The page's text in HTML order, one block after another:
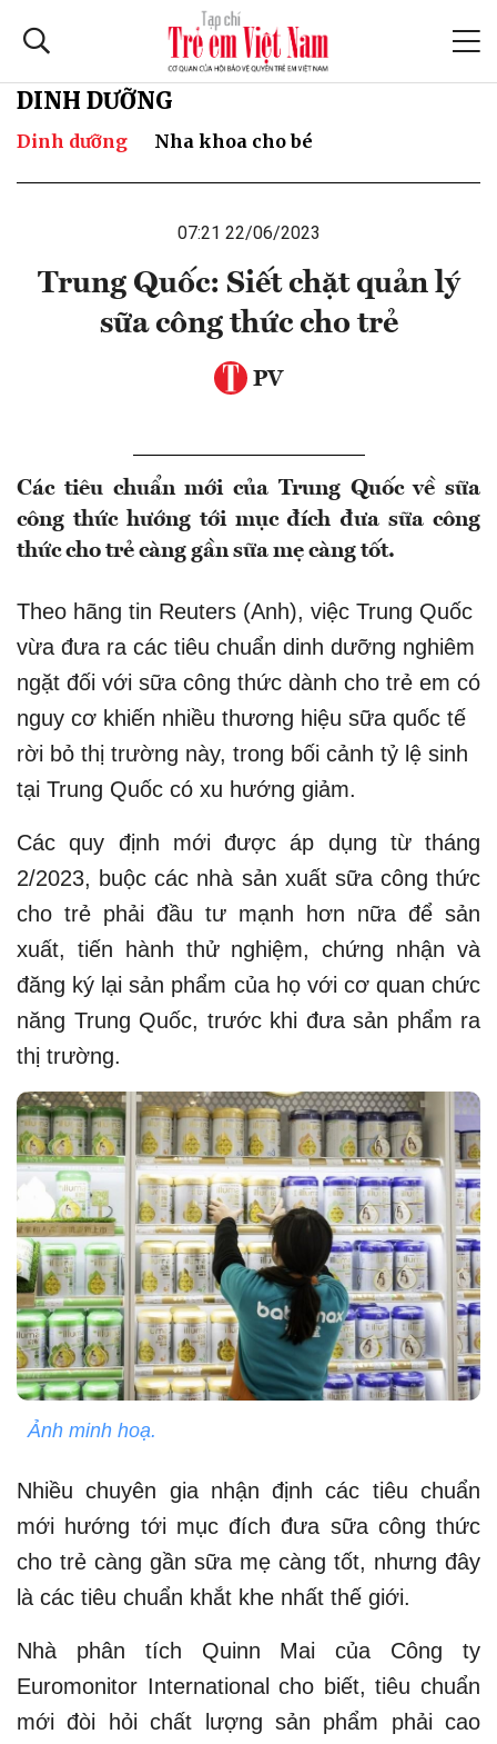
DINH DƯỠNG
Dinh dưỡng Nha khoa cho bé
07:21 22/06/2023
Trung Quốc: Siết chặt quản lý
sữa công thức cho trẻ
PV
Các tiêu chuẩn mới của Trung Quốc về sữa
công thức hướng tới mục đích đưa sữa công
thức cho trẻ càng gần sữa mẹ càng tốt.
Theo hãng tin Reuters (Anh), việc Trung Quốc
vừa đưa ra các tiêu chuẩn dinh dưỡng nghiêm
ngặt đối với sữa công thức dành cho trẻ em có
nguy cơ khiến nhiều thương hiệu sữa quốc tế
rời bỏ thị trường này, trong bối cảnh tỷ lệ sinh
tại Trung Quốc có xu hướng giảm.
Các quy định mới được áp dụng từ tháng
2/2023, buộc các nhà sản xuất sữa công thức
cho trẻ phải đầu tư mạnh hơn nữa để sản
xuất, tiến hành thử nghiệm, chứng nhận và
đăng ký lại sản phẩm của họ với cơ quan chức
năng Trung Quốc, trước khi đưa sản phẩm ra
thị trường.
Ảnh minh hoạ.
Nhiều chuyên gia nhận định các tiêu chuẩn
mới hướng tới mục đích đưa sữa công thức
cho trẻ càng gần sữa mẹ càng tốt, nhưng đây
là các tiêu chuẩn khắt khe nhất thế giới.
Nhà phân tích Quinn Mai của Công ty
Euromonitor International cho biết, tiêu chuẩn
mới đòi hỏi chất lượng sản phẩm phải cao